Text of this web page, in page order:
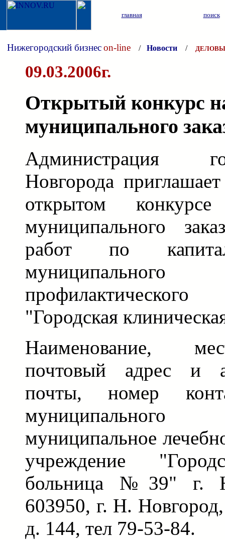
главная поиск
Нижегородский бизнесon-line / Новости /
09.03.2006г.
Открытый конкурс
муниципального
Администрация
Новгорода
открытом
муниципального
работ по
"Городская
Наименование,
почтовый адрес и
почты, номер
муниципальное
учреждение
больница №39" г.
603950, г. Н.
д. 144, тел 79-53-84.